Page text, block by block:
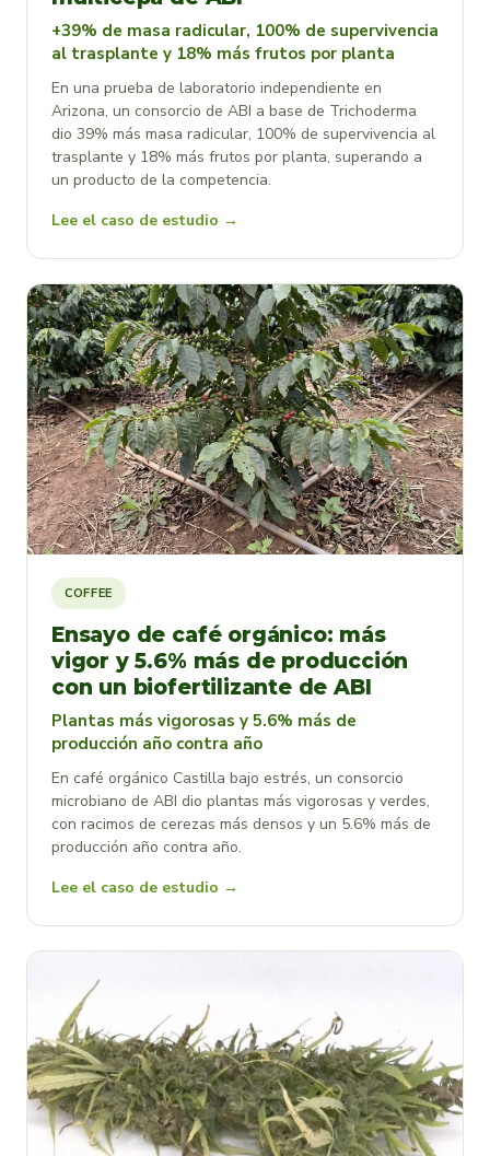
+39% de masa radicular, 100% de supervivencia
al trasplante y 18% más frutos por planta
En una prueba de laboratorio independiente en
Arizona, un consorcio de ABI a base de Trichoderma
dio 39% más masa radicular, 100% de supervivencia al
trasplante y 18% más frutos por planta, superando a
un producto de la competencia.
Lee el caso de estudio →
COFFEE
Ensayo de café orgánico: más
vigor y 5.6% más de producción
con un biofertilizante de ABI
Plantas más vigorosas y 5.6% más de
producción año contra año
En café orgánico Castilla bajo estrés, un consorcio
microbiano de ABI dio plantas más vigorosas y verdes,
con racimos de cerezas más densos y un 5.6% más de
producción año contra año.
Lee el caso de estudio →